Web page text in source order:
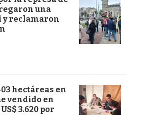
una
y reclamaron
hectáreas en
vendido en
3.620 por